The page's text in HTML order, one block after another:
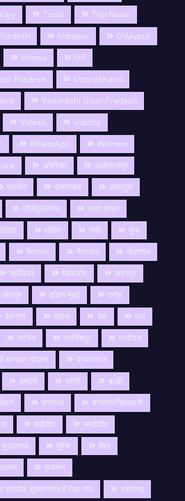
Tools
Top News
Udaipur
Udaypur
Unnao
UP
Pradesh
Uttarakhand
Vanarashi Uttar Pradesh
Videsh
vidisha
WhatsApp
Women
अमेरिका
अलीराजपुर
उज्जैन उत्तराखंड
उदयपुरा
औबेदुल्लागंज
कथा वाचन
खंडवा खंडेरा गङी
गुना
गैतरगंज गैरतगंज
गोहरगंज
ग्वालियर चिकलोद
छतरपुर
जोधपुर दक्षिण मुंबई
दमोह
देवनगर देवास देश
धार
नटेरन नरसिंहपुर
पानीपत
मानधन योजना
प्रयागराज
बम्होरी बरेली
बाङी
बेगमगंज
बेगमगंज/सिलवानी
मंडीदीप
मण्डीदीप
मुरादाबाद मुरैना
मैहर
रायसेन
समारोह सुल्तानगंज में रखा गया
राहतगढ़